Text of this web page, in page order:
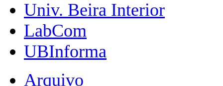
Univ. Beira Interior
LabCom
UBInforma
Arquivo